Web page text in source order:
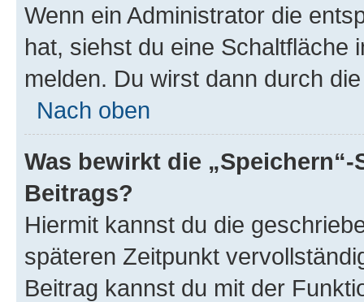
Wenn ein Administrator die
hat, siehst du eine Schaltfläche
melden. Du wirst dann durch
Nach oben
Was bewirkt die
Beitrags?
Hiermit kannst du die
späteren Zeitpunkt
Beitrag kannst du mit der